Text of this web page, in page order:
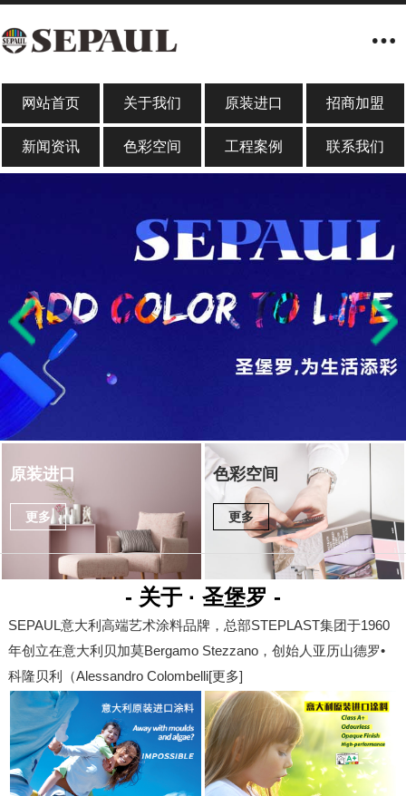
网站首页 关于我们 原装进口 招商加盟
新闻资讯 色彩空间 工程案例 联系我们
原装进口
更多
色彩空间
更多
- 关于 · 圣堡罗 -
SEPAUL意大利高端艺术涂料品牌，总部STEPLAST集团于1960
年创立在意大利贝加莫Bergamo Stezzano，创始人亚历山德罗•
科隆贝利（Alessandro Colombelli[更多]